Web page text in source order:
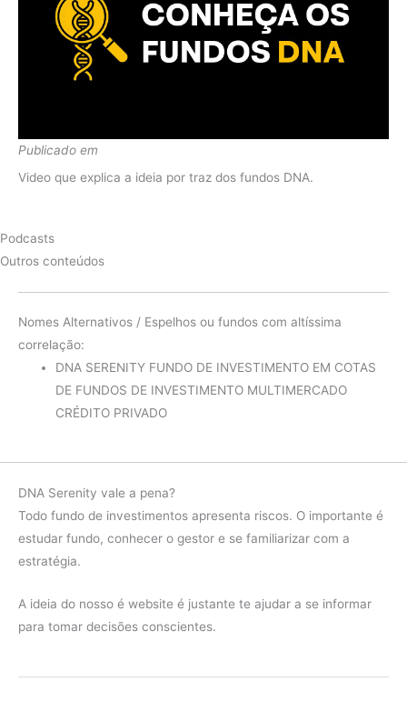
2021
Fundo 5.05%
Publicado em
Video que explica a ideia por traz dos fundos DNA.
Podcasts
Outros conteúdos
Nomes Alternativos / Espelhos ou fundos com altíssima
correlação:
DNA SERENITY FUNDO DE INVESTIMENTO EM COTAS
DE FUNDOS DE INVESTIMENTO MULTIMERCADO
CRÉDITO PRIVADO
DNA Serenity vale a pena?
Todo fundo de investimentos apresenta riscos. O importante é
estudar fundo, conhecer o gestor e se familiarizar com a
estratégia.
A ideia do nosso é website é justante te ajudar a se informar
para tomar decisões conscientes.